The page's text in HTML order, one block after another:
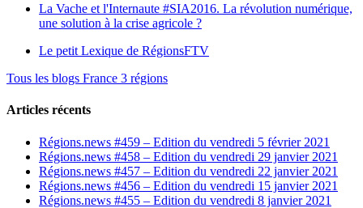
La Vache et l'Internaute #SIA2016. La révolution numérique,
une solution à la crise agricole ?
Le petit Lexique de RégionsFTV
Tous les blogs France 3 régions
Articles récents
Régions.news #459 – Edition du vendredi 5 février 2021
Régions.news #458 – Edition du vendredi 29 janvier 2021
Régions.news #457 – Edition du vendredi 22 janvier 2021
Régions.news #456 – Edition du vendredi 15 janvier 2021
Régions.news #455 – Edition du vendredi 8 janvier 2021